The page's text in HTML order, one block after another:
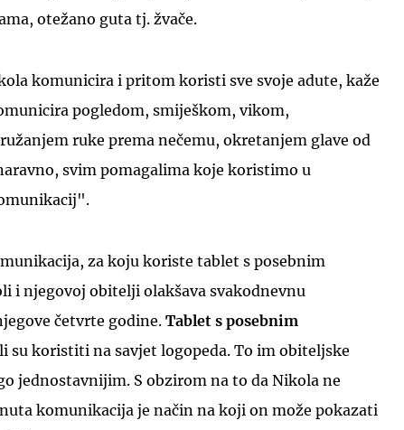
otežano guta tj. žvače.
komunicira i pritom koristi sve svoje adute, kaže
pogledom, smiješkom, vikom,
ruke prema nečemu, okretanjem glave od
svim pomagalima koje koristimo u
za koju koriste tablet s posebnim
i njegovoj obitelji olakšava svakodnevnu
četvrte godine. Tablet s posebnim
su koristiti na savjet logopeda. To im obiteljske
jednostavnijim. S obzirom na to da Nikola ne
komunikacija je način na koji on može pokazati